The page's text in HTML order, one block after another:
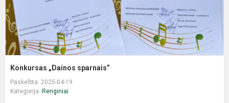
Konkursas „Dainos sparnais”
Paskelbta: 2025-04-19
Kategorija: Renginiai